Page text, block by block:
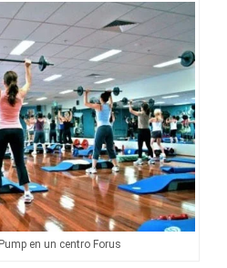
en un centro Forus